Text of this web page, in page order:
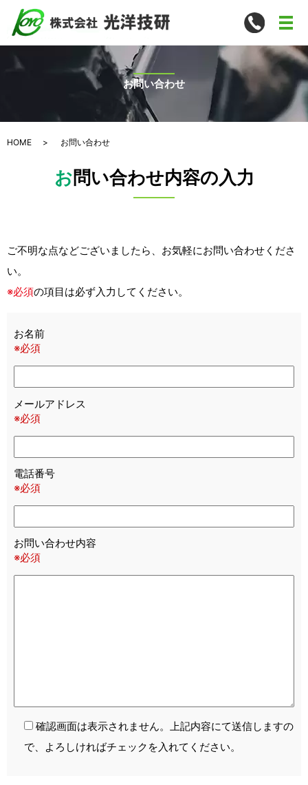
メ
お問い合わせ
HOME お問い合わせ
お問い合わせ内容の入力
ご不明な点などございましたら、お気軽にお問い合わせくださ
い。
※必須の項目は必ず入力してください。
お名前
※必須
メールアドレス
※必須
電話番号
※必須
お問い合わせ内容
※必須
確認画面は表示されません。上記内容にて送信しますの
で、よろしければチェックを入れてください。